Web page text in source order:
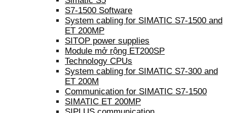
S7-1500 Software
System cabling for SIMATIC S7-1500 and
ET 200MP
SITOP power supplies
Module mở rộng ET200SP
Technology CPUs
System cabling for SIMATIC S7-300 and
ET 200M
Communication for SIMATIC S7-1500
SIMATIC ET 200MP